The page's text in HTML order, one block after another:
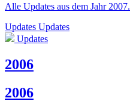
Alle Updates aus dem Jahr 2007.
Updates Updates
Updates
2006
2006